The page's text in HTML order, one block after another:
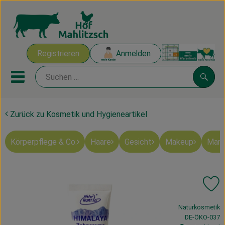
Registrieren Anmelden
Mobiles Menu öffnen oder
Ökokisten
Mahlitzscher Produkte
Obst & Gemüse
Zurück zu Kosmetik und Hygieneartikel
Körperpflege & Co. Haare Gesicht Makeup
, Verband:
Naturkosmetik
,DE-ÖKO-037